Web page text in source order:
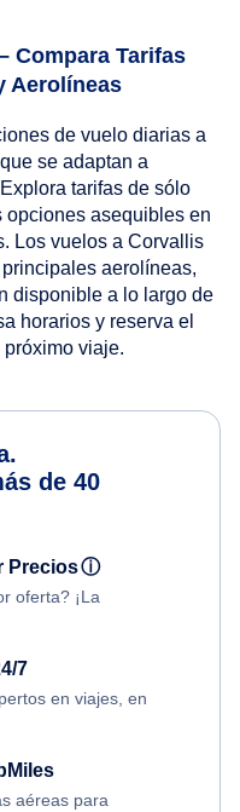
Compara Tarifas
Aerolíneas
de vuelo diarias a
se adaptan a
tarifas de sólo
opciones asequibles en
Los vuelos a Corvallis
aerolíneas,
disponible a lo largo de
horarios y reserva el
viaje.
de 40
Preciosⓘ
oferta? ¡La
7
en viajes, en
aéreas para